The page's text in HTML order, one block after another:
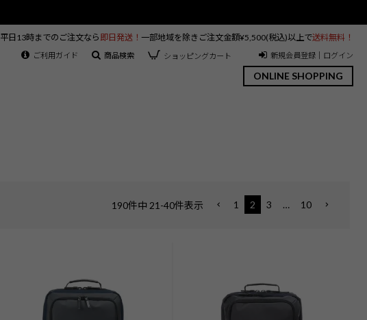
ONLINE SHOPPING
平日13時までのご注文なら 即日発送！ 一部地域を除きご注文金額¥5,500(税込)以上で送料無料！
ご利用ガイド 商品検索 ショッピングカート 新規会員登録｜ログイン
190件中 21 -40件表示 1 2 3 … 10